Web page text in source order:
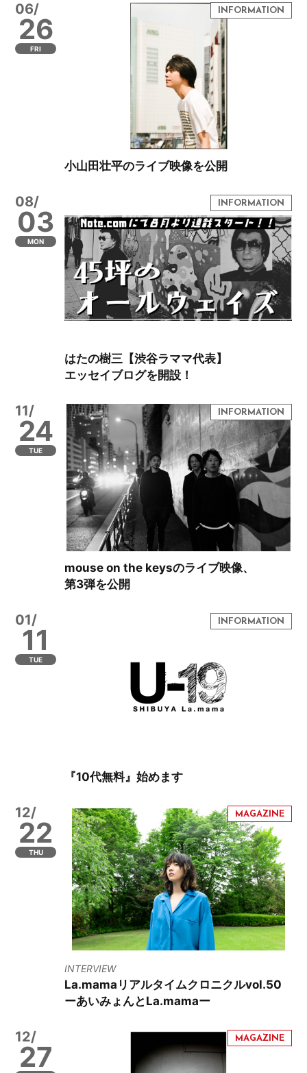
06/
26
FRI
小山田壮平のライブ映像を公開
08/
03
MON
はたの樹三【渋谷ラママ代表】
エッセイブログを開設！
11/
24
TUE
mouse on the keysのライブ映像、
第3弾を公開
01/
11
TUE
『10代無料』始めます
12/
22
THU
INTERVIEW
La.mamaリアルタイムクロニクルvol.50
ーあいみょんとLa.mamaー
12/
27